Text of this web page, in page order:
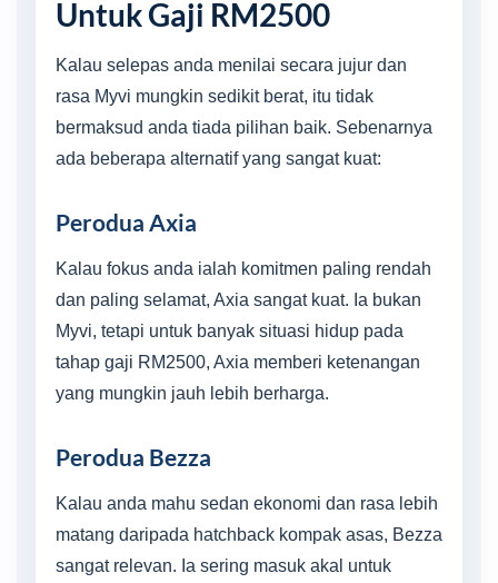
Untuk Gaji RM2500
Kalau selepas anda menilai secara jujur dan
rasa Myvi mungkin sedikit berat, itu tidak
bermaksud anda tiada pilihan baik. Sebenarnya
ada beberapa alternatif yang sangat kuat:
Perodua Axia
Kalau fokus anda ialah komitmen paling rendah
dan paling selamat, Axia sangat kuat. Ia bukan
Myvi, tetapi untuk banyak situasi hidup pada
tahap gaji RM2500, Axia memberi ketenangan
yang mungkin jauh lebih berharga.
Perodua Bezza
Kalau anda mahu sedan ekonomi dan rasa lebih
matang daripada hatchback kompak asas, Bezza
sangat relevan. Ia sering masuk akal untuk